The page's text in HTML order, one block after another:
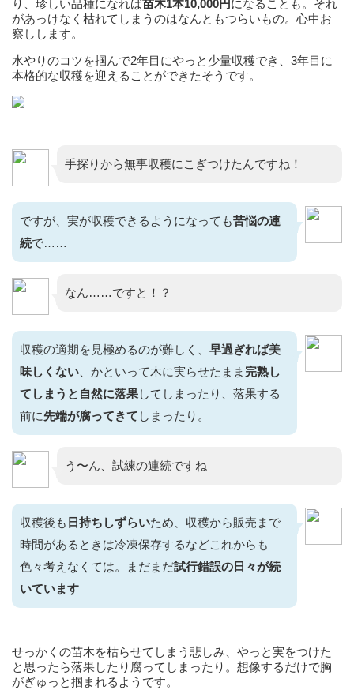
り、珍しい品種になれば苗木1本10,000円になることも。それ
があっけなく枯れてしまうのはなんともつらいもの。心中お
察しします。
水やりのコツを掴んで2年目にやっと少量収穫でき、3年目に
本格的な収穫を迎えることができたそうです。
手探りから無事収穫にこぎつけたんですね！
ですが、実が収穫できるようになっても苦悩の連
続で……
なん……ですと！？
収穫の適期を見極めるのが難しく、 早過ぎれば美
味しくない 、かといって木に実らせたまま 完熟し
てしまうと自然に落果してしまったり、落果する
前に先端が腐ってきて しまったり。
う〜ん、試練の連続ですね
収穫後も 日持ちしずらいため、収穫から販売まで
時間があるときは冷凍保存するなどこれからも
色々考えなくては。まだまだ試行錯誤の日々が続
いています
せっかくの苗木を枯らせてしまう悲しみ、やっと実をつけた
と思ったら落果したり腐ってしまったり。想像するだけで胸
がぎゅっと掴まれるようです。